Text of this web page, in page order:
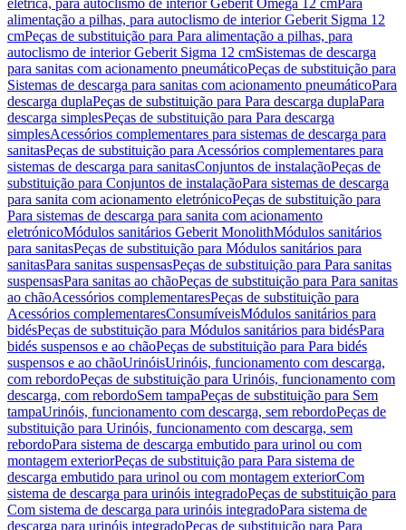
elétrica, para autoclismo de interior Geberit Omega 12 cmPara
alimentação a pilhas, para autoclismo de interior Geberit Sigma 12
cmPeças de substituição para Para alimentação a pilhas, para
autoclismo de interior Geberit Sigma 12 cmSistemas de descarga
para sanitas com acionamento pneumáticoPeças de substituição para
Sistemas de descarga para sanitas com acionamento pneumáticoPara
descarga duplaPeças de substituição para Para descarga duplaPara
descarga simplesPeças de substituição para Para descarga
simplesAcessórios complementares para sistemas de descarga para
sanitasPeças de substituição para Acessórios complementares para
sistemas de descarga para sanitasConjuntos de instalaçãoPeças de
substituição para Conjuntos de instalaçãoPara sistemas de descarga
para sanita com acionamento eletrónicoPeças de substituição para
Para sistemas de descarga para sanita com acionamento
eletrónicoMódulos sanitários Geberit MonolithMódulos sanitários
para sanitasPeças de substituição para Módulos sanitários para
sanitasPara sanitas suspensasPeças de substituição para Para sanitas
suspensasPara sanitas ao chãoPeças de substituição para Para sanitas
ao chãoAcessórios complementaresPeças de substituição para
Acessórios complementaresConsumíveisMódulos sanitários para
bidésPeças de substituição para Módulos sanitários para bidésPara
bidés suspensos e ao chãoPeças de substituição para Para bidés
suspensos e ao chãoUrinóisUrinóis, funcionamento com descarga,
com rebordoPeças de substituição para Urinóis, funcionamento com
descarga, com rebordoSem tampaPeças de substituição para Sem
tampaUrinóis, funcionamento com descarga, sem rebordoPeças de
substituição para Urinóis, funcionamento com descarga, sem
rebordoPara sistema de descarga embutido para urinol ou com
montagem exteriorPeças de substituição para Para sistema de
descarga embutido para urinol ou com montagem exteriorCom
sistema de descarga para urinóis integradoPeças de substituição para
Com sistema de descarga para urinóis integradoPara sistema de
descarga para urinóis integradoPeças de substituição para Para